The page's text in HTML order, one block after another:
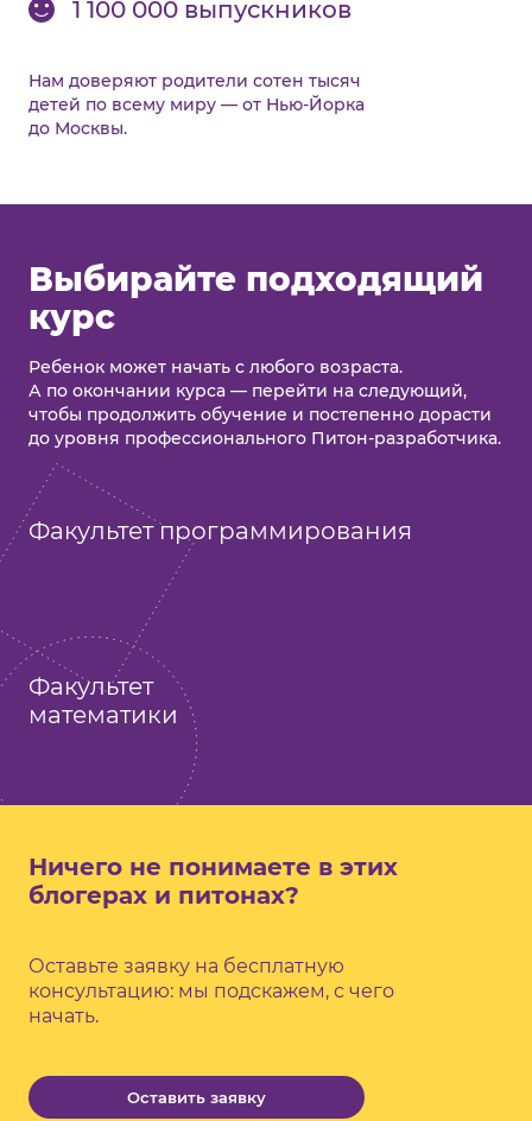
1 100 000 выпускников
Нам доверяют родители сотен тысяч
детей по всему миру — от Нью-Йорка
до Москвы.
Выбирайте подходящий
курс
Ребенок может начать с любого возраста.
А по окончании курса — перейти на следующий,
чтобы продолжить обучение и постепенно дорасти
до уровня профессионального Питон-разработчика.
Факультет программирования
Факультет
математики
Ничего не понимаете в этих
блогерах и питонах?
Оставьте заявку на бесплатную
консультацию: мы подскажем, с чего
начать.
Оставить заявку